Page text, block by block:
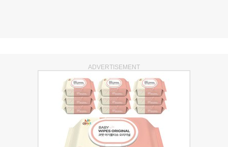
ADVERTISEMENT